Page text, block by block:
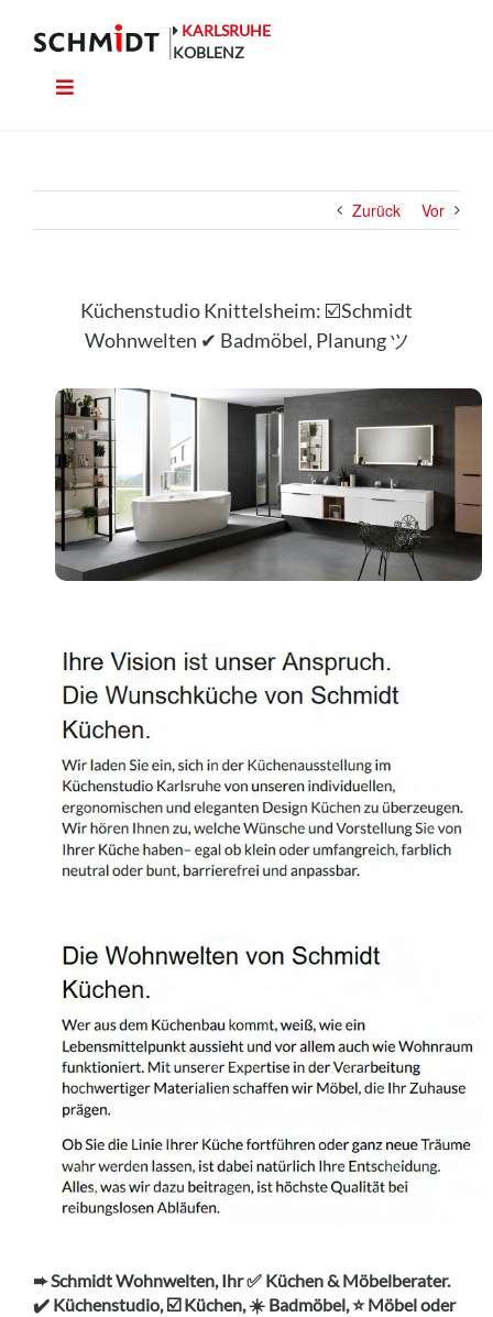
Inhalt
springen
KARLSRUHE
KOBLENZ
Wohnen
Ausstattung
Rechner
Projekte
Shop
Kontakt
Zurück Vor
Küchenstudio Knittelsheim: ☑️Schmidt
Wohnwelten ✔ Badmöbel, Planung ツ
➨ Schmidt Wohnwelten, Ihr ✅ Küchen & Möbelberater.
✔️ Küchenstudio, ☑️ Küchen, ☀️ Badmöbel, ⭐ Möbel oder